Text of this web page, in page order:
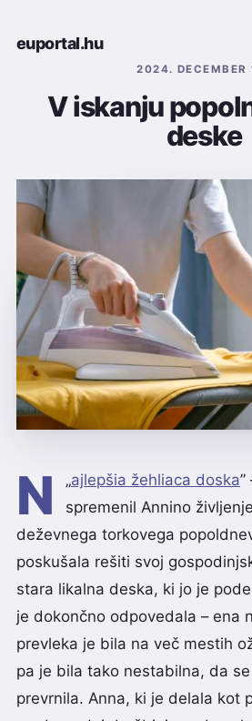
euportal.hu
2024. DECEMBER
V iskanju
deske
„
N ajlepšia žehliaca doska”
spremenil Annino
deževnega torkovega
poskušala rešiti svoj
stara likalna deska, ki jo je
je dokončno odpovedala – ena
prevleka je bila na več mestih
pa je bila tako nestabilna, da
prevrnila. Anna, ki je delala kot